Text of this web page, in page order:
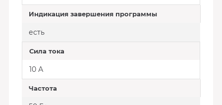
Индикация завершения программы
есть
Сила тока
10 А
Частота